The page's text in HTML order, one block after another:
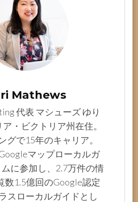
Mathews
代表 マシューズ ゆり
・ビクトリア州在住。
グで15年のキャリア。
マップローカルガ
に参加し、2.7万件の情
数1.5億回のGoogle認定
スローカルガイドとし